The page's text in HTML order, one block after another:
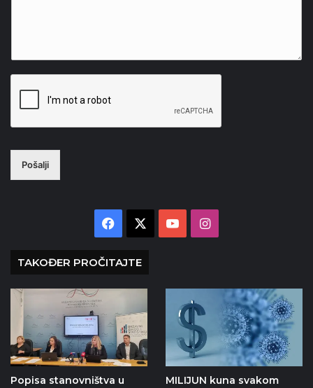
Pošalji
Facebook YouTubeInstagram
TAKOĐER PROČITAJTE
Popisa stanovništva u
MILIJUN kuna svakom